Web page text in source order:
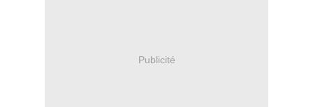
Publicité